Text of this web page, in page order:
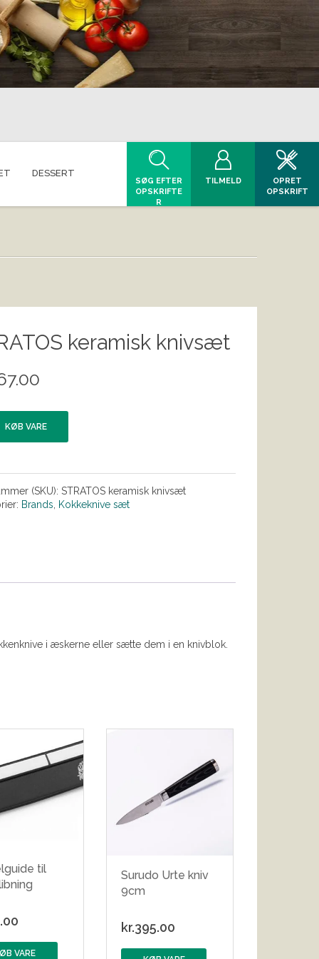
DESSERT
SØG EFTER
OPSKRIFTE
R
TILMELD
OPRET
OPSKRIFT
keramisk knivsæt
KØB VARE
(SKU): STRATOS keramisk knivsæt
Brands Kokkeknive sæt
i æskerne eller sætte dem i en knivblok.
til
VARE
Surudo Urte kniv
9cm
kr.395.00